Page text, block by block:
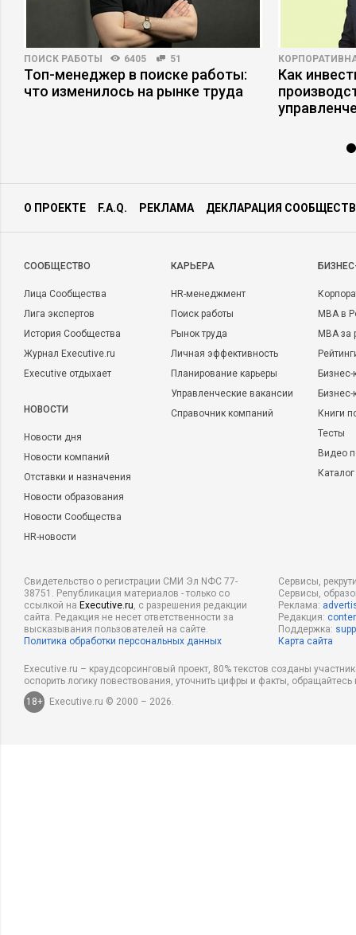
ПОИСК РАБОТЫ 6405 51
Топ-менеджер в поиске работы:
что изменилось на рынке труда
Как
О ПРОЕКТЕ F.A.Q. РЕКЛАМА ДЕКЛАРАЦИЯ
CООБЩЕСТВО
Лица Сообщества
Лига экспертов
История Сообщества
Журнал Executive.ru
Executive отдыхает
НОВОСТИ
Новости дня
Новости компаний
Отставки и назначения
Новости образования
Новости Сообщества
HR-новости
КАРЬЕРА
HR-менеджмент
Поиск работы
Рынок труда
Личная эффективность
Планирование карьеры
Управленческие вакансии
Справочник компаний
MBA в
MBA
Бизнес-
Книги
Тесты
Видео
Свидетельство о регистрации СМИ Эл NФС 77-
38751. Републикация материалов - только со
ссылкой на Executive.ru, с разрешения редакции
сайта. Редакция не несет ответственности за
высказывания пользователей на сайте.
Политика обработки персональных данных
Сервисы,
Сервисы,
Реклама:
Редакция:
Поддержка:
Карта сайта
Executive.ru – краудсорсинговый проект, 80% текстов созданы
оспорить логику повествования, уточнить цифры и факты,
18+
Executive.ru © 2000 – 2026.